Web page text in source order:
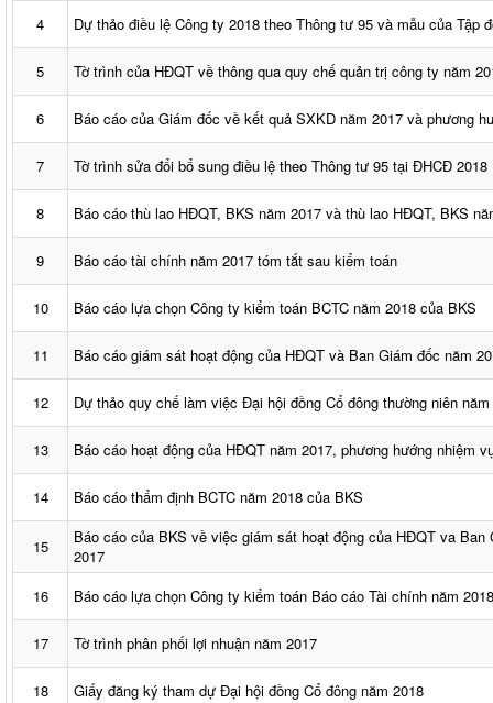
4 Dự thảo điều lệ Công ty 2018 theo Thông tư 95 và mẫu của Tập
5 Tờ trình của HĐQT về thông qua quy chế quản trị công ty năm
6 Báo cáo của Giám đốc về kết quả SXKD năm 2017 và phương
7 Tờ trình sửa đổi bổ sung điều lệ theo Thông tư 95 tại ĐHCĐ 2018
8 Báo cáo thù lao HĐQT, BKS năm 2017 và thù lao HĐQT, BKS
9 Báo cáo tài chính năm 2017 tóm tắt sau kiểm toán
10 Báo cáo lựa chọn Công ty kiểm toán BCTC năm 2018 của BKS
11 Báo cáo giám sát hoạt động của HĐQT và Ban Giám đốc năm
12 Dự thảo quy chế làm việc Đại hội đồng Cổ đông thường niên năm
13 Báo cáo hoạt động của HĐQT năm 2017, phương hướng nhiệm
14 Báo cáo thẩm định BCTC năm 2018 của BKS
15
Báo cáo của BKS về việc giám sát hoạt động của HĐQT va Ban
2017
16
Báo cáo lựa chọn Công ty kiểm toán Báo cáo Tài chính năm
17 Tờ trình phân phối lợi nhuận năm 2017
18 Giấy đăng ký tham dự Đại hội đồng Cổ đông năm 2018